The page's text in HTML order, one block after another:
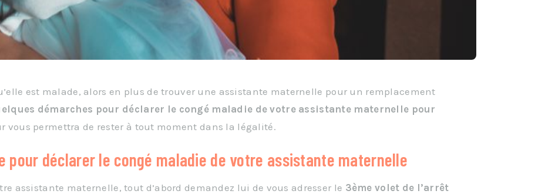
est malade, alors en plus de trouver une assistante maternelle pour un remplacement
démarches pour déclarer le congé maladie de votre assistante maternelle pour
vous permettra de rester à tout moment dans la légalité.
pour déclarer le congé maladie de votre assistante maternelle
assistante maternelle, tout d’abord demandez lui de vous adresser le 3ème volet de l’arrêt